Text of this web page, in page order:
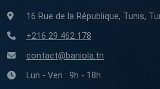
16 Rue de la République, Tunis,
+216 29 462 178
contact@baniola.tn
Lun - Ven : 9h - 18h